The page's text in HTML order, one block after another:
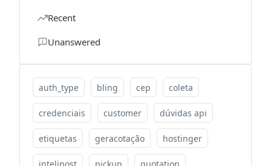
Recent
Unanswered
auth_type bling cep coleta
credenciais customer dúvidas api
etiquetas geracotação hostinger
intelipost pickup quotation